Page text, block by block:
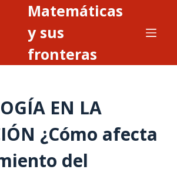
Matemáticas
y sus
fronteras
EN LA
¿Cómo afecta
del